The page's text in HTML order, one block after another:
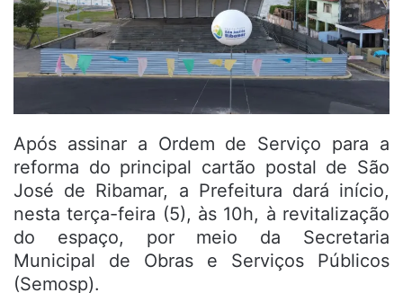
Após assinar a Ordem de Serviço para a
reforma do principal cartão postal de São
José de Ribamar, a Prefeitura dará início,
nesta terça-feira (5), às 10h, à revitalização
do espaço, por meio da Secretaria
Municipal de Obras e Serviços Públicos
(Semosp).